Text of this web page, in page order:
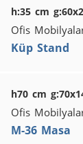
h:35 cm
Ofis
Küp Stand
h70 cm
Ofis
M-36 Masa